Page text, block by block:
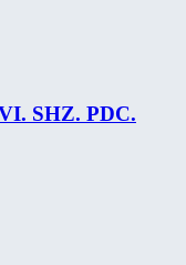
SHZ. PDC.